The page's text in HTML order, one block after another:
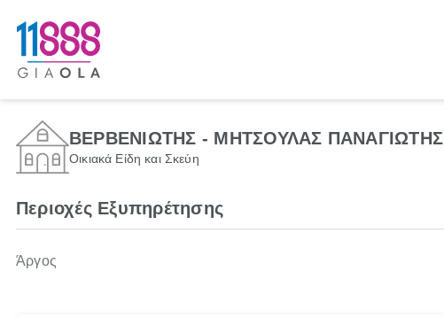
ΒΕΡΒΕΝΙΩΤΗΣ - ΜΗΤΣΟΥΛΑΣ ΠΑΝΑΓΙΩΤΗΣ
Οικιακά Είδη και Σκεύη
Περιοχές Εξυπηρέτησης
Άργος